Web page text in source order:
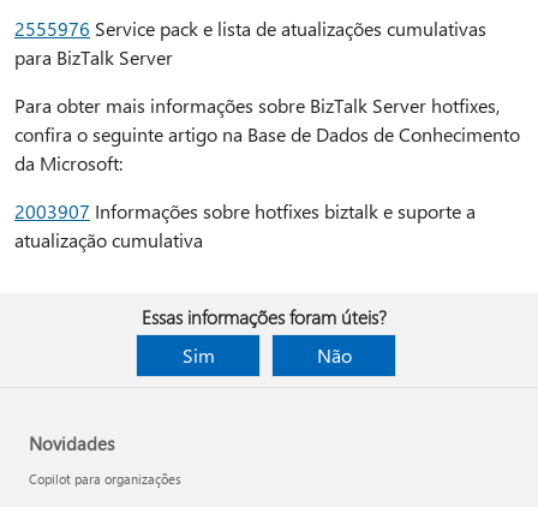
2555976 Service pack e lista de atualizações cumulativas
para BizTalk Server
Para obter mais informações sobre BizTalk Server hotfixes,
confira o seguinte artigo na Base de Dados de Conhecimento
da Microsoft:
2003907 Informações sobre hotfixes biztalk e suporte a
atualização cumulativa
Essas informações foram úteis?
Sim
Não
Novidades
Copilot para organizações